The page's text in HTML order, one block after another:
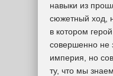
навыки из
сюжетный ход,
в котором
совершенно не
империя, но
ту, что мы